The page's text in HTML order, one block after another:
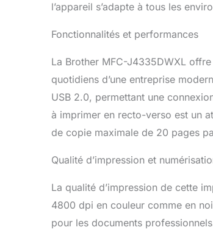
l’appareil s’adapte à tous les
Fonctionnalités et performances
La Brother MFC-J4335DWXL
quotidiens d’une entreprise
USB 2.0, permettant une
à imprimer en recto-verso est un
de copie maximale de 20 pages
Qualité d’impression et
La qualité d’impression de cette
4800 dpi en couleur comme en
pour les documents